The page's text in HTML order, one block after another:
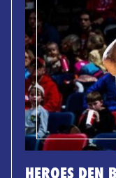
HEROES DEN